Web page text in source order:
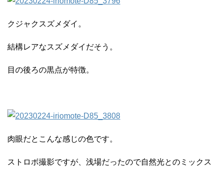
クジャクスズメダイ。
結構レアなスズメダイだそう。
目の後ろの黒点が特徴。
肉眼だとこんな感じの色です。
ストロボ撮影ですが、浅場だったので自然光とのミックス